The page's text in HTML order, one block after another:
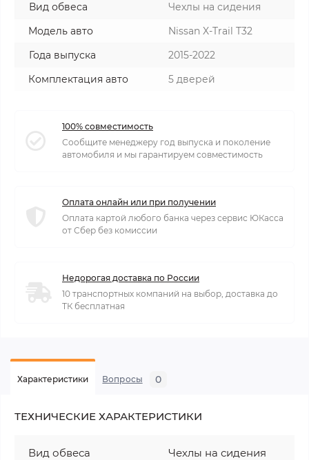
Вид обвеса
Чехлы на сидения
Модель авто
Nissan X-Trail T32
Года выпуска
2015-2022
Комплектация авто
5 дверей
100% совместимость
Сообщите менеджеру год выпуска и поколение
автомобиля и мы гарантируем совместимость
Оплата онлайн или при получении
Оплата картой любого банка через сервис ЮКасса
от Сбер без комиссии
Недорогая доставка по России
10 транспортных компаний на выбор, доставка до
ТК бесплатная
Характеристики Вопросы 0
ТЕХНИЧЕСКИЕ ХАРАКТЕРИСТИКИ
Вид обвеса Чехлы на сидения